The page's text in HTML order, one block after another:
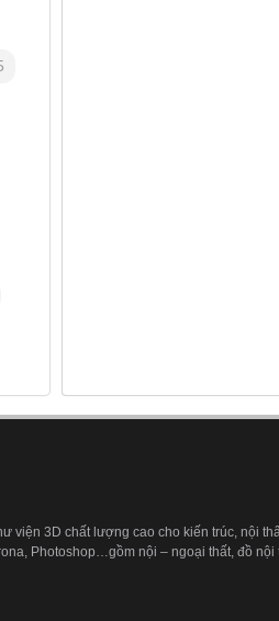
viện 3D chất lượng cao cho kiến trúc, nội
Photoshop…gồm nội – ngoại thất, đồ nội